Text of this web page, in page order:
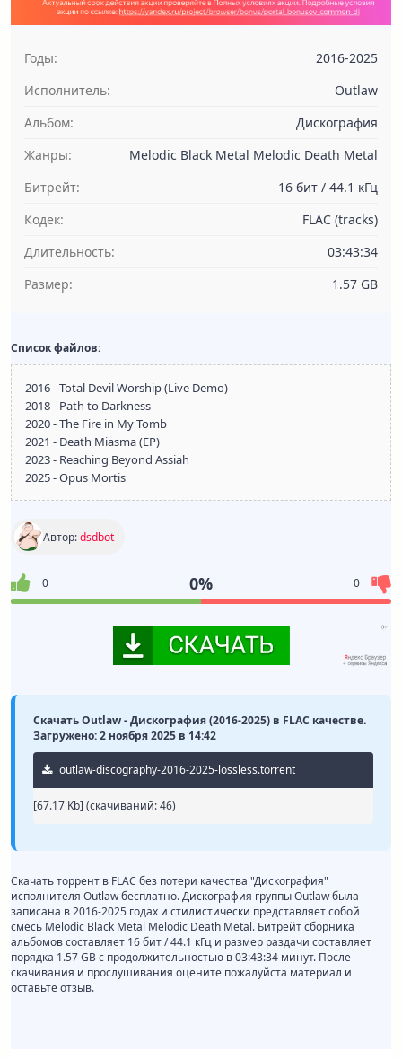
Годы:
2016-2025
Исполнитель:
Outlaw
Альбом:
Дискография
Жанры:
Melodic Black Metal Melodic Death Metal
Битрейт:
16 бит / 44.1 кГц
Кодек:
FLAC (tracks)
Длительность:
03:43:34
Размер:
1.57 GB
Список файлов:
2016 - Total Devil Worship (Live Demo)
2018 - Path to Darkness
2020 - The Fire in My Tomb
2021 - Death Miasma (EP)
2023 - Reaching Beyond Assiah
2025 - Opus Mortis
Автор:dsdbot
0 0% 0
Скачать Outlaw - Дискография (2016-2025) в FLAC качестве.
Загружено: 2 ноября 2025 в 14:42
outlaw-discography-2016-2025-lossless.torrent
[67.17 Kb] (cкачиваний: 46)
Скачать торрент в FLAC без потери качества "Дискография"
исполнителя Outlaw бесплатно. Дискография группы Outlaw была
записана в 2016-2025 годах и стилистически представляет собой
смесь Melodic Black Metal Melodic Death Metal. Битрейт сборника
альбомов составляет 16 бит / 44.1 кГц и размер раздачи составляет
порядка 1.57 GB с продолжительностью в 03:43:34 минут. После
скачивания и прослушивания оцените пожалуйста материал и
оставьте отзыв.